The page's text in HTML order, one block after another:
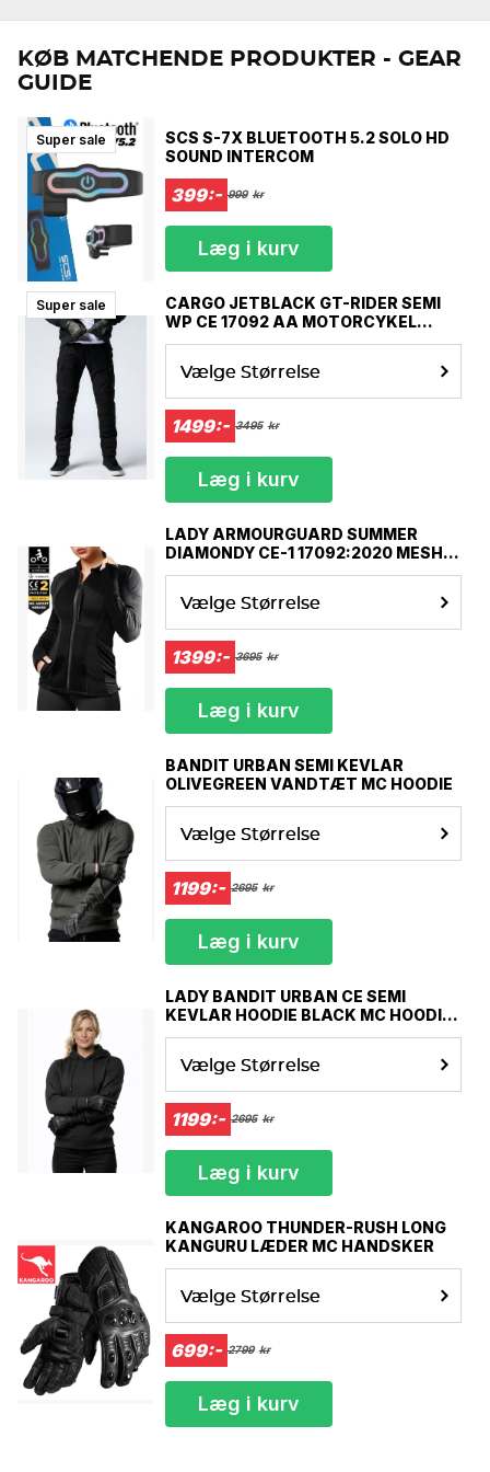
holdes kølige og beskyttede på alle dine ture.
KØB MATCHENDE PRODUKTER - GEAR
GUIDE
Super sale
SCS S-7X BLUETOOTH 5.2 SOLO HD
SOUND INTERCOM
399:- 999 kr
Læg i kurv
Super sale
CARGO JETBLACK GT-RIDER SEMI
WP CE 17092 AA MOTORCYKEL
JEANS MCV
Vælge Størrelse
1499:- 3495 kr
Læg i kurv
LADY ARMOURGUARD SUMMER
DIAMONDY CE-1 17092:2020 MESH
MOTORCYKEL JAKKE
Vælge Størrelse
1399:- 3695 kr
Læg i kurv
BANDIT URBAN SEMI KEVLAR
OLIVEGREEN VANDTÆT MC HOODIE
Vælge Størrelse
1199:- 2695 kr
Læg i kurv
LADY BANDIT URBAN CE SEMI
KEVLAR HOODIE BLACK MC HOODIE
MCV
Vælge Størrelse
1199:- 2695 kr
Læg i kurv
KANGAROO THUNDER-RUSH LONG
KANGURU LÆDER MC HANDSKER
Vælge Størrelse
699:- 2799 kr
Læg i kurv